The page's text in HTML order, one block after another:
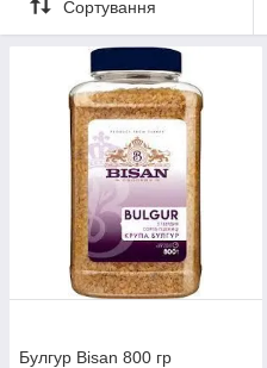
Сортування
Булгур Bisan 800 гр